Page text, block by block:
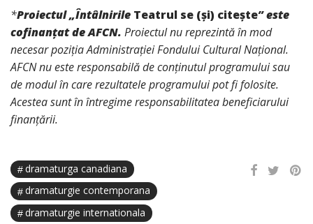
*Proiectul „Întâlnirile Teatrul se (și) citește”este
cofinanțat de AFCN. Proiectul nu reprezintă în mod
necesar poziția Administrației Fondului Cultural Național.
AFCN nu este responsabilă de conținutul programului sau
de modul în care rezultatele programului pot fi folosite.
Acestea sunt în întregime responsabilitatea beneficiarului
finanțării.
dramaturga canadiana
dramaturgie contemporana
dramaturgie internationala